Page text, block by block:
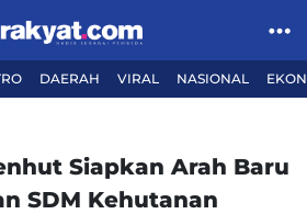
DAERAH VIRAL NASIONAL
Siapkan Arah Baru
SDM Kehutanan